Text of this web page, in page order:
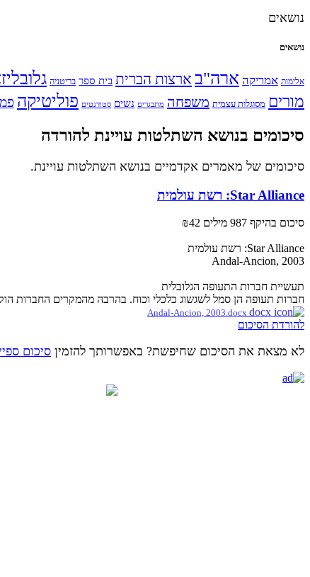
נושאים
נושאים
אלימות אמריקה ארה"ב ארצות הברית בית ספר בריטניה
מורים מסוגלות עצמית משפחה מתבגרים נשים סטודנטים פוליטיקה
סיכומים בנושא השתלטות עויינת להורדה
סיכומים של מאמרים אקדמיים בנושא השתלטות עויינת.
Star Alliance: רשת עולמית
סיכום בהיקף 987 מילים ₪42
Star Alliance: רשת עולמית
Andal-Ancion, 2003
תעשיית חברות התעופה הגלובלית
חברות תעופה הן סמל לשגשוג כלכלי וכוח. בהרבה מהמקרים החברות
להורדת הסיכום
לא מצאת את הסיכום שחיפשת? באפשרותך להזמין סיכום